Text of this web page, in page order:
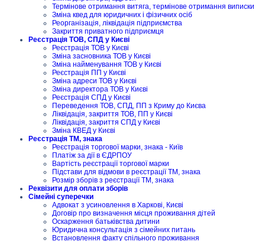
Термінове отримання витяга, термінове отримання виписки
Зміна квед для юридичних і фізичних осіб
Реорганізація, ліквідація підприємства
Закриття приватного підприємця
Реєстрація ТОВ, СПД у Києві
Реєстрація ТОВ у Києві
Зміна засновника ТОВ у Києві
Зміна найменування ТОВ у Києві
Реєстрація ПП у Києві
Зміна адреси ТОВ у Києві
Зміна директора ТОВ у Києві
Реєстрація СПД у Києві
Переведення ТОВ, СПД, ПП з Криму до Києва
Ліквідація, закриття ТОВ, ПП у Києві
Ліквідація, закриття СПД у Києві
Зміна КВЕД у Києві
Реєстрація ТМ, знака
Реєстрація торгової марки, знака - Київ
Платіж за дії в ЄДРПОУ
Вартість реєстрації торгової марки
Підстави для відмови в реєстрації ТМ, знака
Розмір зборів з реєстрації ТМ, знака
Реквізити для оплати зборів
Сімейні суперечки
Адвокат з усиновлення в Харкові, Києві
Договір про визначення місця проживання дітей
Оскарження батьківства дитини
Юридична консультація з сімейних питань
Встановлення факту спільного проживання